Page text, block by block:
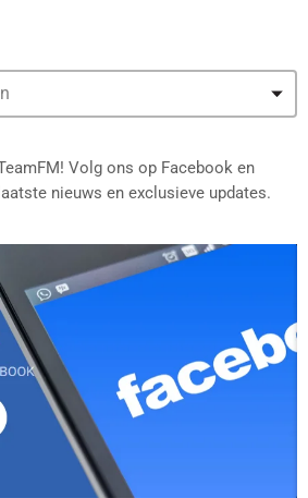
Volg ons op Facebook en
nieuws en exclusieve updates.